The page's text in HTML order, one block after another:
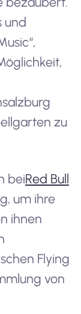
und
zu
beiRed Bull
um ihre
ihnen
Flying
von